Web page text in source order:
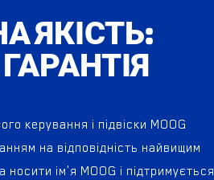
ЯКІСТЬ:
керування і підвіски MOOG
на відповідність найвищим
ім'я MOOG і підтримується